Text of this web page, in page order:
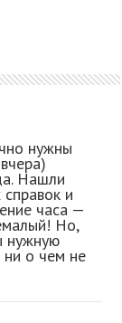
нужны
Нашли
и
часа —
Но,
нужную
ни о чем не